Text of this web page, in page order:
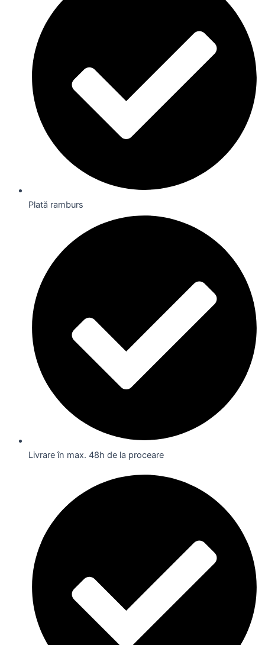
Plată ramburs
Livrare în max. 48h de la proceare